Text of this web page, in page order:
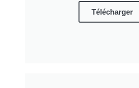
Télécharger